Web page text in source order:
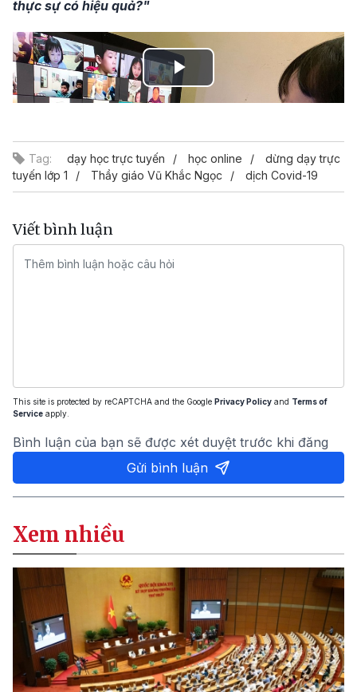
thực sự có hiệu quả?"
Play
Tag: dạy học trực tuyến học online
dừng dạy trực
tuyến lớp 1
Thầy giáo Vũ Khắc Ngọc dịch Covid-19
Viết bình luận
This site is protected by reCAPTCHA and the Google Privacy Policy and Terms of
Service apply.
Bình luận của bạn sẽ được xét duyệt trước khi đăng
Gửi bình luận
Xem nhiều